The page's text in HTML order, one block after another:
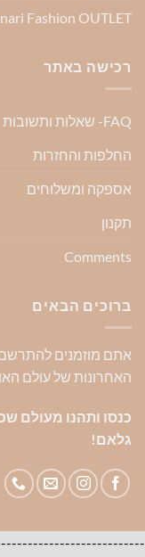
Fashion OUTLET
רכישה באתר
FAQ- שאלות ותשובות
החלפות והחזרות
אספקה ומשלוחים
תקנון
Comments
ברוכים הבאים
אתם מוזמנים
האחרונות של עולם
כנסו ותהנו מעולם
גלאם!